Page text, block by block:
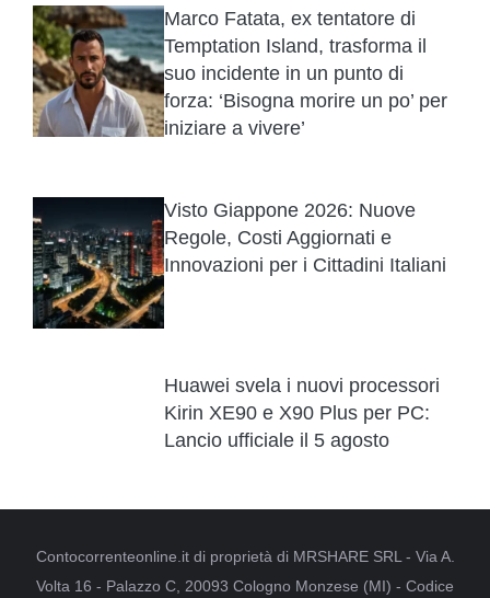
Marco Fatata, ex tentatore di
Temptation Island, trasforma il
suo incidente in un punto di
forza: ‘Bisogna morire un po’ per
iniziare a vivere’
Visto Giappone 2026: Nuove
Regole, Costi Aggiornati e
Innovazioni per i Cittadini Italiani
Huawei svela i nuovi processori
Kirin XE90 e X90 Plus per PC:
Lancio ufficiale il 5 agosto
Contocorrenteonline.it di proprietà di MRSHARE SRL - Via A.
Volta 16 - Palazzo C, 20093 Cologno Monzese (MI) - Codice